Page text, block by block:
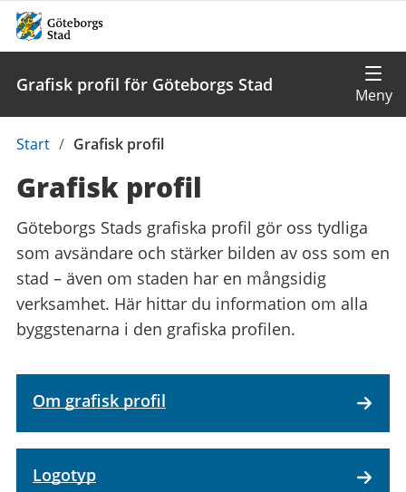
Grafisk profil för Göteborgs Stad
Du
här:
Start / Grafisk profil
Grafisk profil
Göteborgs Stads grafiska profil gör oss tydliga
som avsändare och stärker bilden av oss som en
stad – även om staden har en mångsidig
verksamhet. Här hittar du information om alla
byggstenarna i den grafiska profilen.
Om grafisk profil
Logotyp